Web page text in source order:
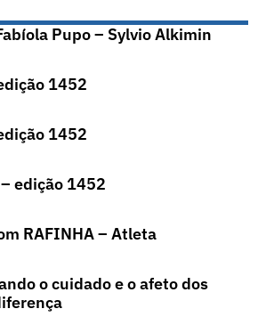
Pupo – Sylvio Alkimin
1452
1452
edição 1452
RAFINHA – Atleta
o cuidado e o afeto dos